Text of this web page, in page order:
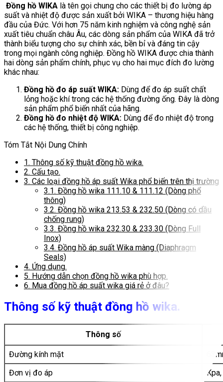
Đồng hồ WIKA là tên gọi chung cho các thiết bị đo lường áp
suất và nhiệt độ được sản xuất bởi WIKA – thương hiệu hàng
đầu của Đức. Với hơn 75 năm kinh nghiệm và công nghệ sản
xuất tiêu chuẩn châu Âu, các dòng sản phẩm của WIKA đã trở
thành biểu tượng cho sự chính xác, bền bỉ và đáng tin cậy
trong mọi ngành công nghiệp. Đồng hồ WIKA được chia thành
hai dòng sản phẩm chính, phục vụ cho hai mục đích đo lường
khác nhau:
Đồng hồ đo áp suất WIKA: Dùng để đo áp suất chất
lỏng hoặc khí trong các hệ thống đường ống. Đây là dòng
sản phẩm phổ biến nhất của hãng.
Đồng hồ đo nhiệt độ WIKA: Dùng để đo nhiệt độ trong
các hệ thống, thiết bị công nghiệp.
Tóm Tắt Nội Dung Chính
1. Thông số kỹ thuật đồng hồ wika.
2. Cấu tạo.
3. Các loại đồng hồ áp suất Wika phổ biến trên thị trường
3.1. Đồng hồ wika 111.10 & 111.12 (Dòng phổ
thông)
3.2. Đồng hồ wika 213.53 & 232.50 (Dòng có dầu
chống rung)
3.3. Đồng hồ wika 232.30 & 233.30 (Dòng Full
Inox)
3.4. Đồng hồ áp suất Wika màng (Diaphragm
Seals)
4. Ứng dụng.
5. Hướng dẫn chọn đồng hồ wika phù hợp.
6. Mua đồng hồ áp suất wika giá rẻ ở đâu?
Thông số kỹ thuật đồng hồ wika.
Thông số
Đường kính mặt
Đơn vị đo áp